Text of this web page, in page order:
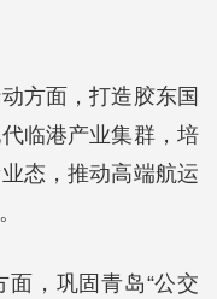
方面，打造胶东国
临港产业集群，培
态，推动高端航运
，巩固青岛“公交